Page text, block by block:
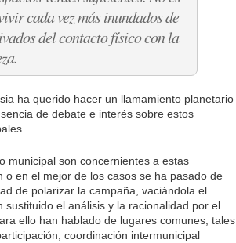
cada vez más inundados de
del contacto físico con la
ha querido hacer un llamamiento planetario
de debate e interés sobre estos
municipal son concernientes a estas
en el mejor de los casos se ha pasado de
de polarizar la campaña, vaciándola el
el análisis y la racionalidad por el
ello han hablado de lugares comunes, tales
coordinación intermunicipal